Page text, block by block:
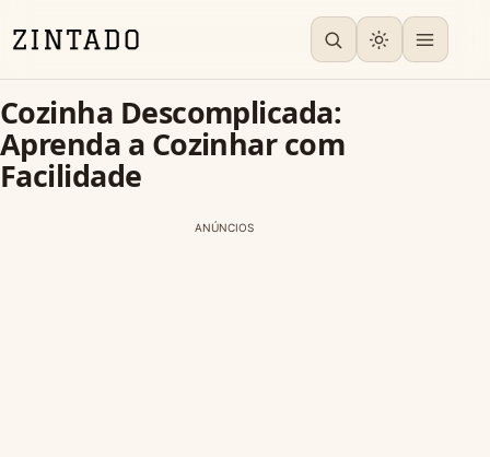
Cozinha Descomplicada:
Aprenda a Cozinhar com
Facilidade
ANÚNCIOS